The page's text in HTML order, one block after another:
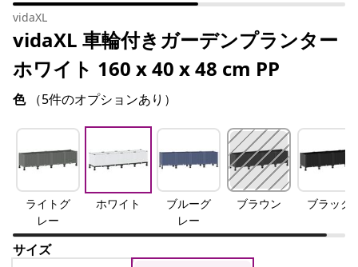
vidaXL
vidaXL 車輪付きガーデンプランター
ホワイト 160 x 40 x 48 cm PP
色 （5件のオプションあり）
ライトグ
レー
ホワイト
ブルーグ
レー
ブラウン ブラック
サイズ